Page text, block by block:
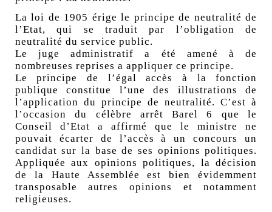
La loi de 1905 érige le principe de neutralité de
l’Etat, qui se traduit par l’obligation de
neutralité du service public.
Le juge administratif a été amené à de
nombreuses reprises a appliquer ce principe.
Le principe de l’égal accès à la fonction
publique constitue l’une des illustrations de
l’application du principe de neutralité. C’est à
l’occasion du célèbre arrêt Barel 6 que le
Conseil d’Etat a affirmé que le ministre ne
pouvait écarter de l’accès à un concours un
candidat sur la base de ses opinions politiques.
Appliquée aux opinions politiques, la décision
de la Haute Assemblée est bien évidemment
transposable autres opinions et notamment
religieuses.